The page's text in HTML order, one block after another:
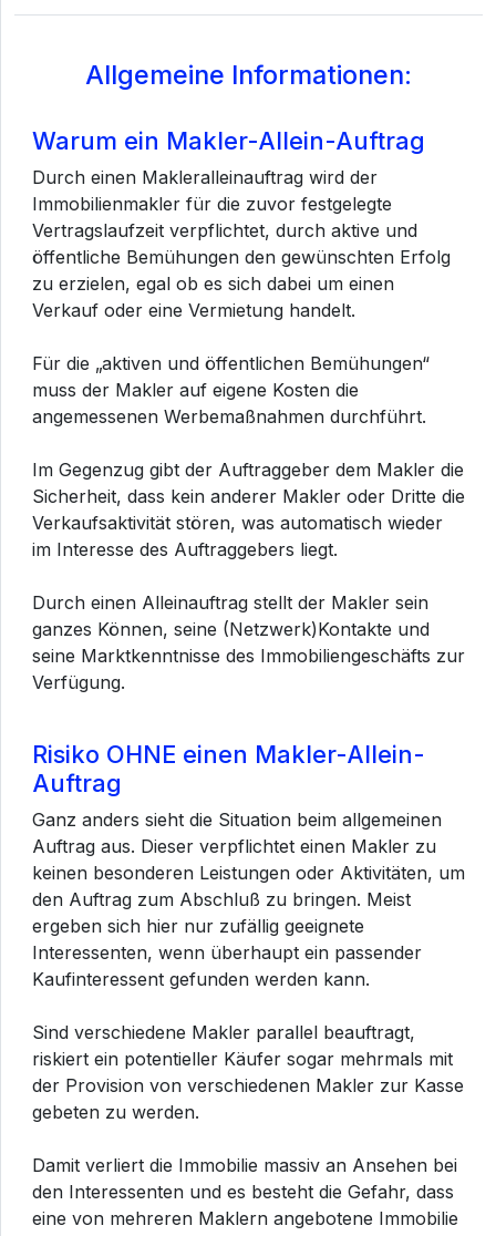
Allgemeine Informationen:
Warum ein Makler-Allein-Auftrag
Durch einen Makleralleinauftrag wird der
Immobilienmakler für die zuvor festgelegte
Vertragslaufzeit verpflichtet, durch aktive und
öffentliche Bemühungen den gewünschten Erfolg
zu erzielen, egal ob es sich dabei um einen
Verkauf oder eine Vermietung handelt.
Für die „aktiven und öffentlichen Bemühungen“
muss der Makler auf eigene Kosten die
angemessenen Werbemaßnahmen durchführt.
Im Gegenzug gibt der Auftraggeber dem Makler die
Sicherheit, dass kein anderer Makler oder Dritte die
Verkaufsaktivität stören, was automatisch wieder
im Interesse des Auftraggebers liegt.
Durch einen Alleinauftrag stellt der Makler sein
ganzes Können, seine (Netzwerk)Kontakte und
seine Marktkenntnisse des Immobiliengeschäfts zur
Verfügung.
Risiko OHNE einen Makler-Allein-
Auftrag
Ganz anders sieht die Situation beim allgemeinen
Auftrag aus. Dieser verpflichtet einen Makler zu
keinen besonderen Leistungen oder Aktivitäten, um
den Auftrag zum Abschluß zu bringen. Meist
ergeben sich hier nur zufällig geeignete
Interessenten, wenn überhaupt ein passender
Kaufinteressent gefunden werden kann.
Sind verschiedene Makler parallel beauftragt,
riskiert ein potentieller Käufer sogar mehrmals mit
der Provision von verschiedenen Makler zur Kasse
gebeten zu werden.
Damit verliert die Immobilie massiv an Ansehen bei
den Interessenten und es besteht die Gefahr, dass
eine von mehreren Maklern angebotene Immobilie